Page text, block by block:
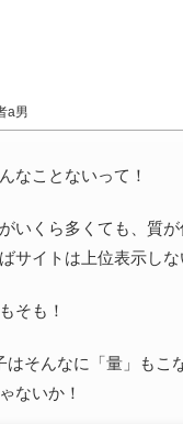
a男
なことないって！
いくら多くても、質
サイトは上位表示しな
そも！
はそんなに「量」もこ
ないか！